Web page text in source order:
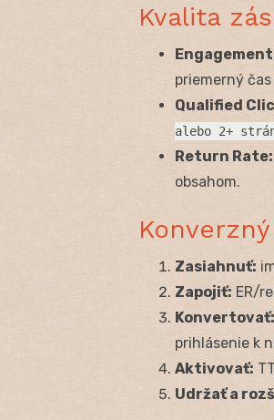
Kvalita
priemerný
Qualified
alebo 2+
Return Rate:
obsahom.
Zasiahnuť:
Zapojiť: ER/
Konvertovať:
prihlásenie k
Aktivovať:
Udržať a